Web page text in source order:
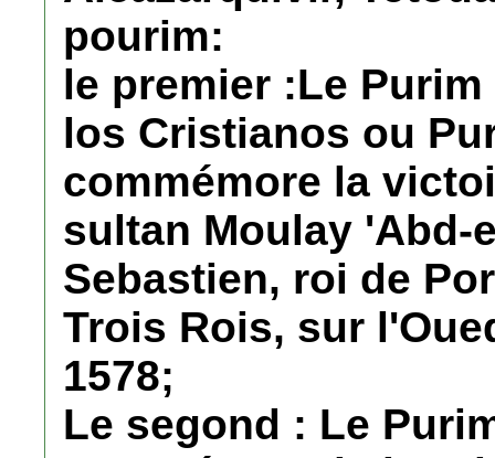
pourim:
le premier :Le
los Cristianos ou
commémore la
sultan Moulay 'Abd-
Sebastien, roi de
Trois Rois, sur
1578;
Le segond : Le